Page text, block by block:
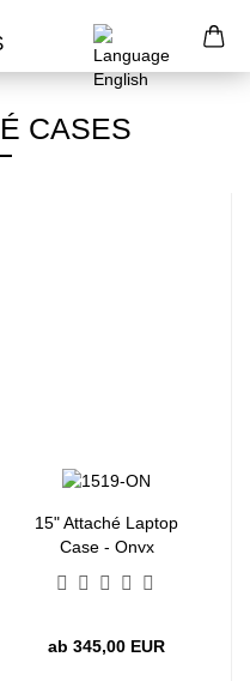
CASES
15" Attaché Laptop
Case - Onyx
ab 345,00 EUR